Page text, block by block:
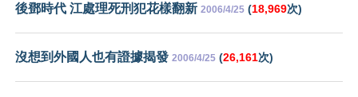
後鄧時代 江處理死刑犯花樣翻新 2006/4/25 (18,969次)
沒想到外國人也有證據揭發 2006/4/25 (26,161次)